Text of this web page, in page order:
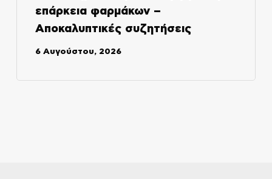
επάρκεια φαρμάκων –
Αποκαλυπτικές συζητήσεις
6 Αυγούστου, 2026